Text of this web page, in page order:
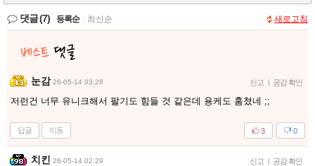
댓글(7) 등록순 최신순 새로고침
눈감 26-05-14 03:28 신고 | 공감 확인
저런건 너무 유니크해서 팔기도 힘들 것 같은데 용케도 훔쳤네 ;;
답글 이동 0
3
치킨 26-05-14 02:29 신고 | 공감 확인